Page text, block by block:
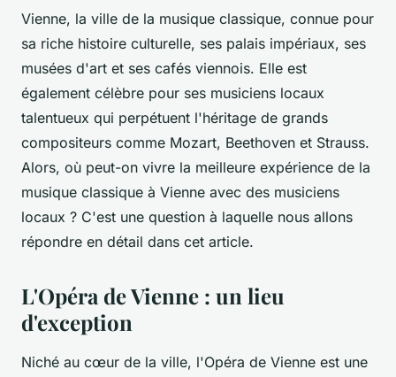
Vienne, la ville de la musique classique, connue pour
sa riche histoire culturelle, ses palais impériaux, ses
musées d'art et ses cafés viennois. Elle est
également célèbre pour ses musiciens locaux
talentueux qui perpétuent l'héritage de grands
compositeurs comme Mozart, Beethoven et Strauss.
Alors, où peut-on vivre la meilleure expérience de la
musique classique à Vienne avec des musiciens
locaux ? C'est une question à laquelle nous allons
répondre en détail dans cet article.
L'Opéra de Vienne : un lieu
d'exception
Niché au cœur de la ville, l'Opéra de Vienne est une